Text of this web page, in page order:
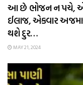
આ છે ભોજન ન પચે,
ઈલાજ, એકવાર
થશે દુર…
MAY 21, 2024